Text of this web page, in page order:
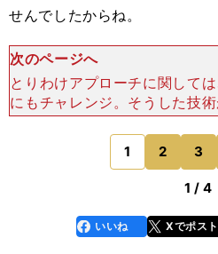
せんでしたからね。
次のページへ
とりわけアプローチに関して
にもチャレンジ。そうした技
状況でも、あえてその打ち方
うなシーンが何度か見られま
ィングに関
1 2 3
のページへ
1 / 4
faceboo
k
いいね Xでポス